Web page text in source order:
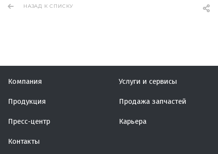
НАЗАД К СПИСКУ
Компания Услуги и сервисы
Продукция Продажа запчастей
Пресс-центр Карьера
Контакты